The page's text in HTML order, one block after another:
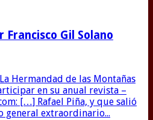
Francisco Gil Solano
La Hermandad de las Montañas
en su anual revista –
[…] Rafael Piña, y que salió
general extraordinario...